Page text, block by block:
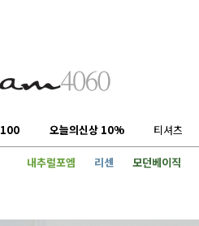
오늘의신상 10% 티셔츠
내추럴포엠 리센 모던베이직